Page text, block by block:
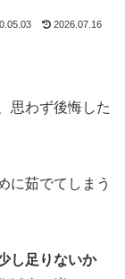
2026.07.16
思わず後悔した
に茹でてしまう
し足りないか